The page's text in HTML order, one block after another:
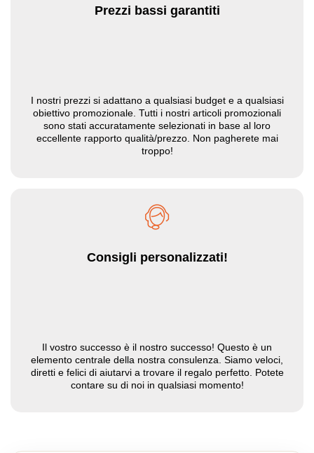
Prezzi bassi garantiti
I nostri prezzi si adattano a qualsiasi budget e a qualsiasi
obiettivo promozionale. Tutti i nostri articoli promozionali
sono stati accuratamente selezionati in base al loro
eccellente rapporto qualità/prezzo. Non pagherete mai
troppo!
Consigli personalizzati!
Il vostro successo è il nostro successo! Questo è un
elemento centrale della nostra consulenza. Siamo veloci,
diretti e felici di aiutarvi a trovare il regalo perfetto. Potete
contare su di noi in qualsiasi momento!